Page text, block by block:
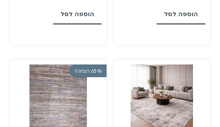
הוספה לסל הוספה לסל
% 65 הנחה!